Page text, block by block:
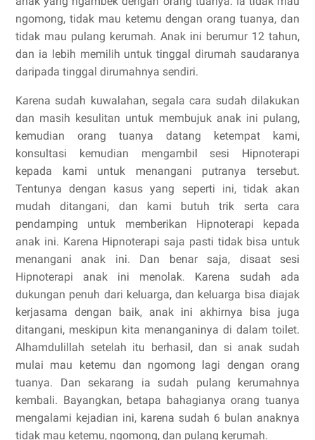
ngomong, tidak mau ketemu dengan orang tuanya, dan
tidak mau pulang kerumah. Anak ini berumur 12 tahun,
dan ia lebih memilih untuk tinggal dirumah saudaranya
daripada tinggal dirumahnya sendiri.
Karena sudah kuwalahan, segala cara sudah dilakukan
dan masih kesulitan untuk membujuk anak ini pulang,
kemudian orang tuanya datang ketempat kami,
konsultasi kemudian mengambil sesi Hipnoterapi
kepada kami untuk menangani putranya tersebut.
Tentunya dengan kasus yang seperti ini, tidak akan
mudah ditangani, dan kami butuh trik serta cara
pendamping untuk memberikan Hipnoterapi kepada
anak ini. Karena Hipnoterapi saja pasti tidak bisa untuk
menangani anak ini. Dan benar saja, disaat sesi
Hipnoterapi anak ini menolak. Karena sudah ada
dukungan penuh dari keluarga, dan keluarga bisa diajak
kerjasama dengan baik, anak ini akhirnya bisa juga
ditangani, meskipun kita menanganinya di dalam toilet.
Alhamdulillah setelah itu berhasil, dan si anak sudah
mulai mau ketemu dan ngomong lagi dengan orang
tuanya. Dan sekarang ia sudah pulang kerumahnya
kembali. Bayangkan, betapa bahagianya orang tuanya
mengalami kejadian ini, karena sudah 6 bulan anaknya
tidak mau ketemu, ngomong, dan pulang kerumah.